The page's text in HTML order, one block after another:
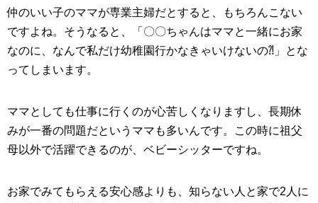
仲のいい子のママが専業主婦だとすると、もちろんこない
ですよね。そうなると、「〇〇ちゃんはママと一緒にお家
なのに、なんで私だけ幼稚園行かなきゃいけないの⁈」とな
ってしまいます。
ママとしても仕事に行くのが心苦しくなりますし、長期休
みが一番の問題だというママも多いんです。この時に祖父
母以外で活躍できるのが、ベビーシッターですね。
お家でみてもらえる安心感よりも、知らない人と家で2人に